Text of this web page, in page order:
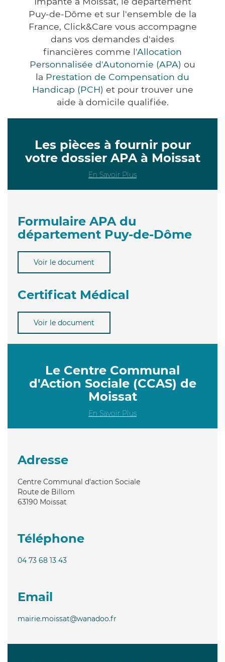
Puy-de-Dôme et sur l'ensemble de la
France, Click&Care vous accompagne
dans vos demandes d'aides
financières comme l'Allocation
Personnalisée d'Autonomie (APA) ou
la Prestation de Compensation du
Handicap (PCH) et pour trouver une
aide à domicile qualifiée.
Les pièces à fournir pour
votre dossier APA à Moissat
En Savoir Plus
Formulaire APA du
département Puy-de-Dôme
Voir le document
Certificat Médical
Voir le document
Le Centre Communal
d'Action Sociale (CCAS) de
Moissat
En Savoir Plus
Adresse
Centre Communal d'action Sociale
Route de Billom
63190 Moissat
Téléphone
04 73 68 13 43
Email
mairie.moissat@wanadoo.fr